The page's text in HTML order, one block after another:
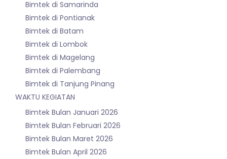
Bimtek di Samarinda
Bimtek di Pontianak
Bimtek di Batam
Bimtek di Lombok
Bimtek di Magelang
Bimtek di Palembang
Bimtek di Tanjung Pinang
WAKTU KEGIATAN
Bimtek Bulan Januari 2026
Bimtek Bulan Februari 2026
Bimtek Bulan Maret 2026
Bimtek Bulan April 2026